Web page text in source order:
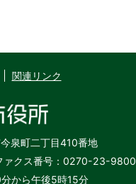
関連リンク
泉町二丁目410番地
ァクス番号：0270-23-9800
から午後5時15分